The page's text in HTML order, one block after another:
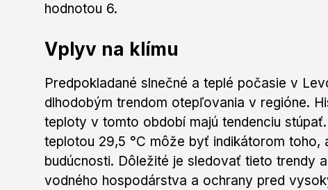
hodnotou 6.
Vplyv na klímu
Predpokladané slnečné a teplé počasie v
dlhodobým trendom otepľovania v regióne.
teploty v tomto období majú tendenciu
teplotou 29,5 °C môže byť indikátorom
budúcnosti. Dôležité je sledovať tieto trendy
vodného hospodárstva a ochrany pred